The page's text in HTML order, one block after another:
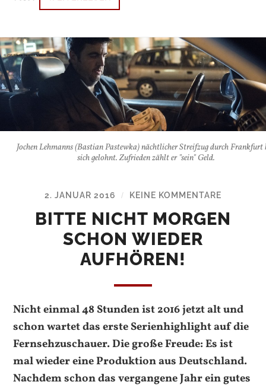
Jochen Lehmanns (Bastian Pastewka) nächtlicher Streifzug durch Frankfurt
sich gelohnt. Zufrieden zählt er "sein" Geld.
2. JANUAR 2016 / KEINE KOMMENTARE
BITTE NICHT MORGEN
SCHON WIEDER
AUFHÖREN!
Nicht einmal 48 Stunden ist 2016 jetzt alt und
schon wartet das erste Serienhighlight auf die
Fernsehzuschauer. Die große Freude: Es ist
mal wieder eine Produktion aus Deutschland.
Nachdem schon das vergangene Jahr ein gutes